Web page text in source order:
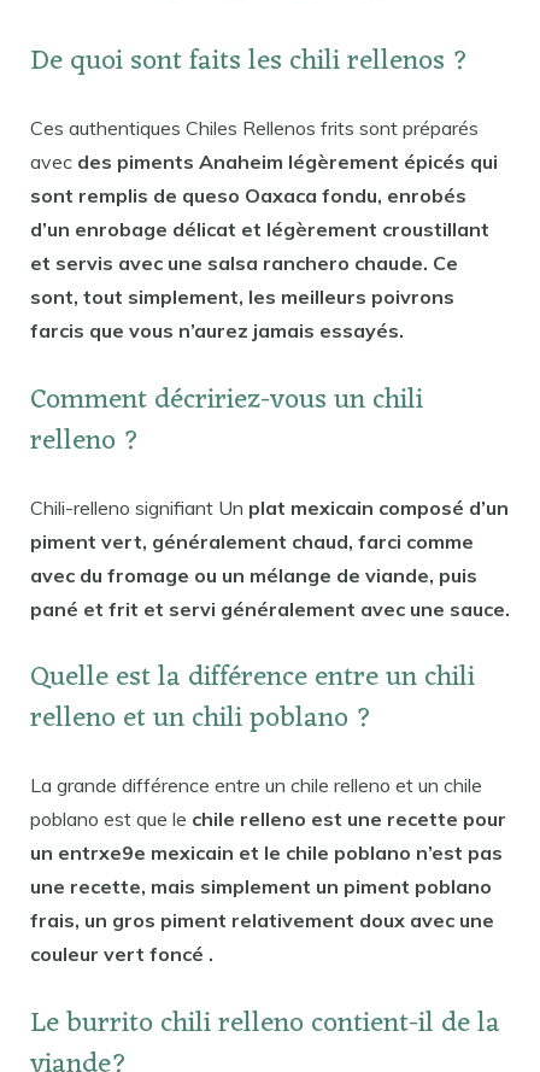
De quoi sont faits les chili rellenos ?
Ces authentiques Chiles Rellenos frits sont préparés
avec des piments Anaheim légèrement épicés qui
sont remplis de queso Oaxaca fondu, enrobés
d’un enrobage délicat et légèrement croustillant
et servis avec une salsa ranchero chaude. Ce
sont, tout simplement, les meilleurs poivrons
farcis que vous n’aurez jamais essayés.
Comment décririez-vous un chili
relleno ?
Chili-relleno signifiant Un plat mexicain composé d’un
piment vert, généralement chaud, farci comme
avec du fromage ou un mélange de viande, puis
pané et frit et servi généralement avec une sauce.
Quelle est la différence entre un chili
relleno et un chili poblano ?
La grande différence entre un chile relleno et un chile
poblano est que le chile relleno est une recette pour
un entrxe9e mexicain et le chile poblano n’est pas
une recette, mais simplement un piment poblano
frais, un gros piment relativement doux avec une
couleur vert foncé .
Le burrito chili relleno contient-il de la